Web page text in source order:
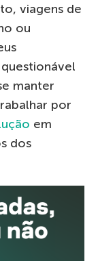
viagens de
ou
manter
por
em
dos